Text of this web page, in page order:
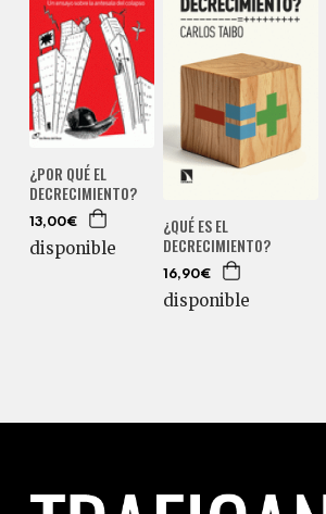
¿POR QUÉ EL
DECRECIMIENTO?
13,00€
disponible
¿QUÉ ES EL
DECRECIMIENTO?
16,90€
disponible